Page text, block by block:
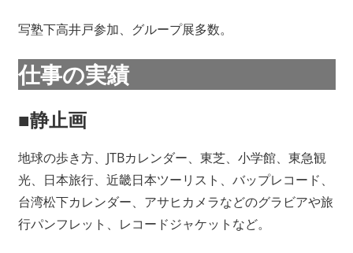
写塾下高井戸参加、グループ展多数。
仕事の実績
■静止画
地球の歩き方、JTBカレンダー、東芝、小学館、東急観
光、日本旅行、近畿日本ツーリスト、バップレコード、
台湾松下カレンダー、アサヒカメラなどのグラビアや旅
行パンフレット、レコードジャケットなど。